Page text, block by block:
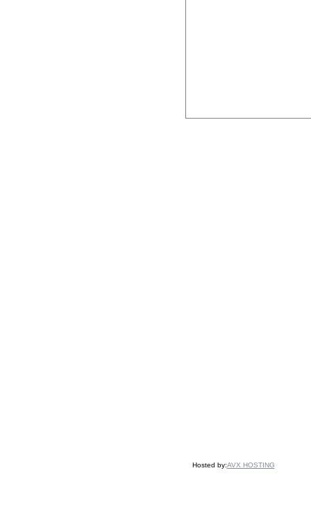
Hosted by:AVX HOSTING